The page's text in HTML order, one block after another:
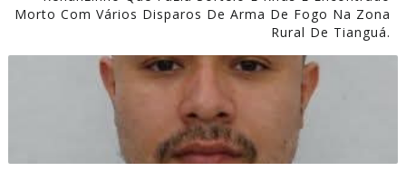
Morto Com Vários Disparos De Arma De Fogo Na Zona
Rural De Tianguá.